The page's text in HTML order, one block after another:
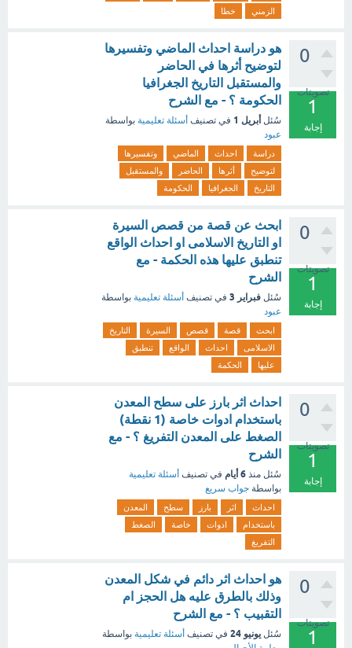
الزمني
خطا
0
تصويتات
1
إجابة
هو دراسة احداث الماضي وتفسيرها
لتوضيح أثرها في الحاضر
والمستقبل التاريخ الجغرافيا
الحكومة ؟ - مع الشرح
سُئل أبريل 1 في تصنيف أسئلة تعليمية بواسطة
عبود
دراسة احداث الماضي
وتفسيرها
لتوضيح
أثرها الحاضر
والمستقبل
التاريخ
الجغرافيا الحكومة
0
تصويتات
1
إجابة
ابحث عن قصة من قصص السيرة
او التاريخ الاسلامى او احداث الواقع
تنطبق عليها هذه الحكمة - مع
الشرح
سُئل فبراير 3 في تصنيف أسئلة تعليمية بواسطة
عبود
ابحث قصة قصص السيرة
التاريخ
الاسلامى
احداث الواقع
تنطبق
عليها
الحكمة
0
تصويتات
1
إجابة
احداث اثر بارز على سطح المعدن
باستخدام ادوات خاصة (1 نقطة)
الصغط على المعدن التفريغ ؟ - مع
الشرح
سُئل منذ 6 أيام في تصنيف أسئلة تعليمية
بواسطة جواب سريع
احداث اثر بارز سطح
المعدن
باستخدام
ادوات خاصة
الصغط
التفريغ
0
تصويتات
1
هو احداث اثر دائم في شكل المعدن
وذلك بالطرق عليه هل الحجز ام
التقبيب ؟ - مع الشرح
سُئل يونيو 24 في تصنيف أسئلة تعليمية بواسطة